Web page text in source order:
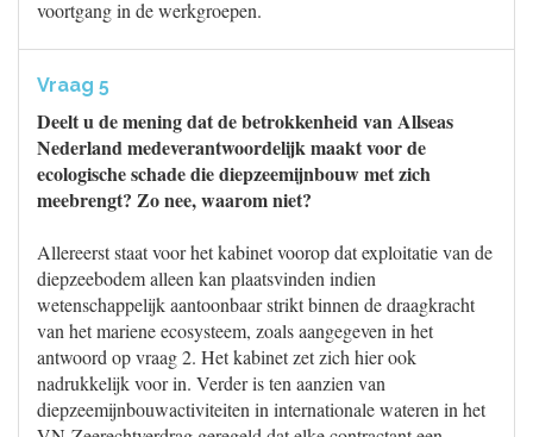
voortgang in de werkgroepen.
Vraag 5
Deelt u de mening dat de betrokkenheid van Allseas
Nederland medeverantwoordelijk maakt voor de
ecologische schade die diepzeemijnbouw met zich
meebrengt? Zo nee, waarom niet?
Allereerst staat voor het kabinet voorop dat exploitatie van de
diepzeebodem alleen kan plaatsvinden indien
wetenschappelijk aantoonbaar strikt binnen de draagkracht
van het mariene ecosysteem, zoals aangegeven in het
antwoord op vraag 2. Het kabinet zet zich hier ook
nadrukkelijk voor in. Verder is ten aanzien van
diepzeemijnbouwactiviteiten in internationale wateren in het